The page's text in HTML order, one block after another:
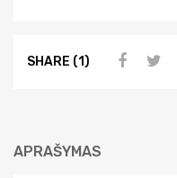
SHARE (1)
APRAŠYMAS